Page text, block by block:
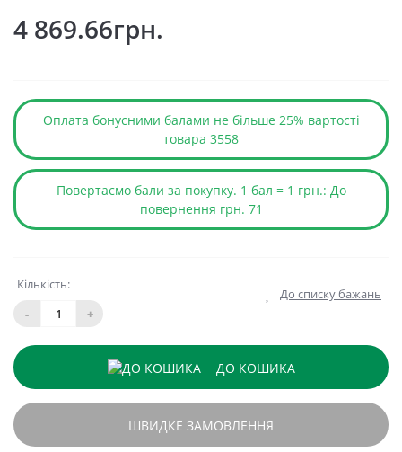
4 869.66грн.
Оплата бонусними балами не більше 25% вартості
товара 3558
Повертаємо бали за покупку. 1 бал = 1 грн.: До
повернення грн. 71
Кількість:
-
+
До списку бажань
ДО КОШИКА
ШВИДКЕ ЗАМОВЛЕННЯ